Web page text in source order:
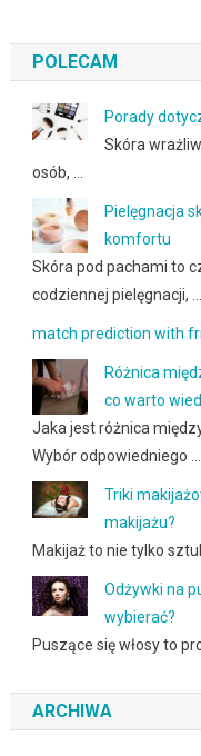
POLECAM
Porady
Skóra
osób, …
Pielęgnacja
komfortu
Skóra pod pachami to
codziennej pielęgnacji, …
match prediction with
Różnica
co warto
Jaka jest różnica
Wybór odpowiedniego …
Triki
makijażu?
Makijaż to nie tylko
Odżywki na
wybierać?
Puszące się włosy to
ARCHIWA